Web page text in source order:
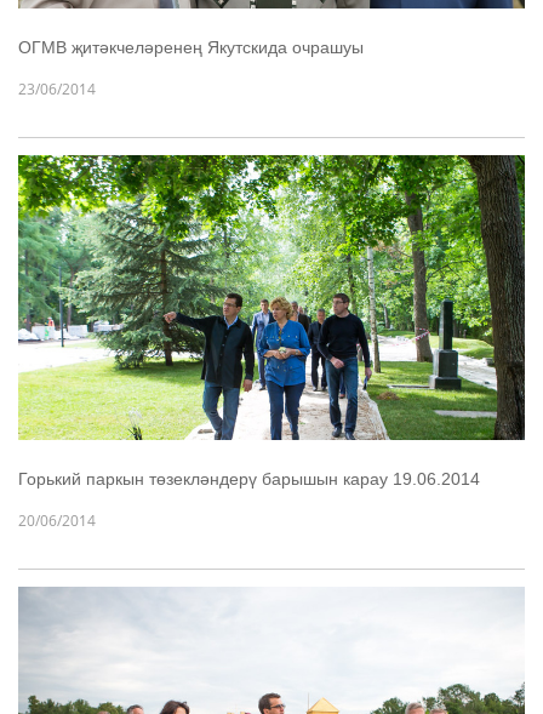
ОГМВ җитәкчеләренең Якутскида очрашуы
23/06/2014
Горький паркын төзекләндерү барышын карау 19.06.2014
20/06/2014